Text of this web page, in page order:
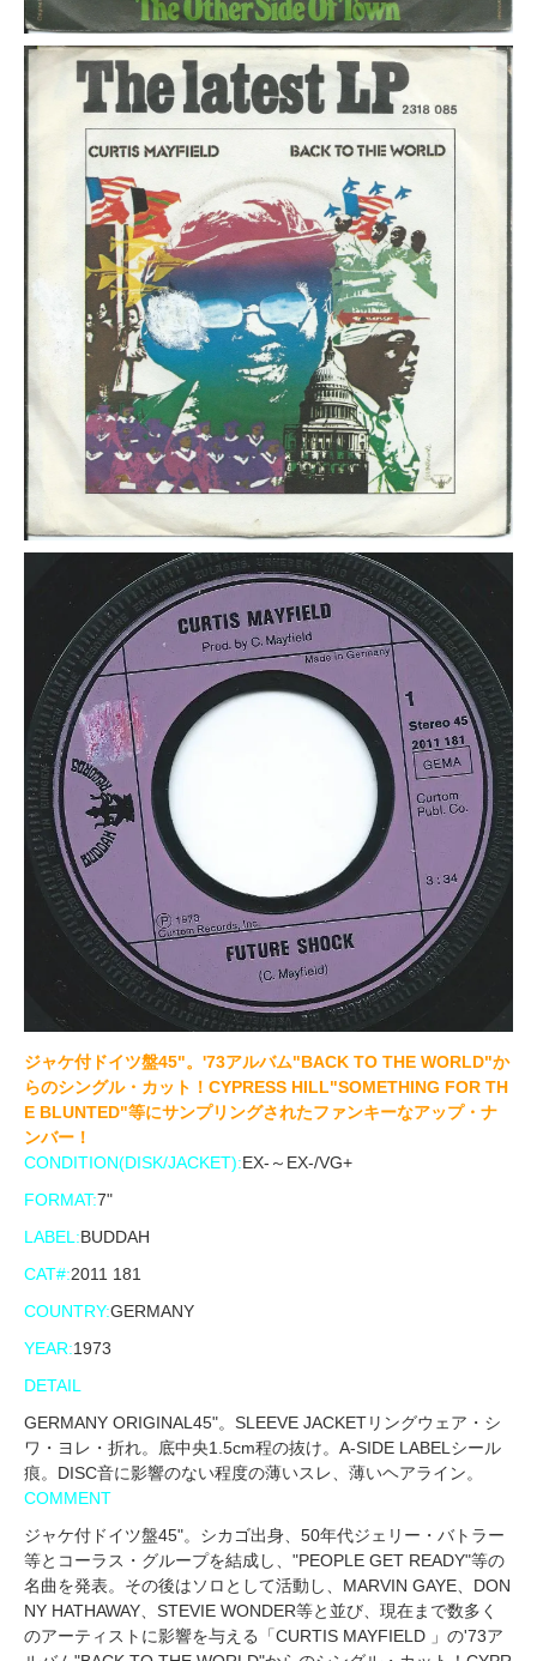
ジャケ付ドイツ盤45"。'73アルバム"BACK TO THE WORLD"か
らのシングル・カット！CYPRESS HILL"SOMETHING FOR TH
E BLUNTED"等にサンプリングされたファンキーなアップ・ナ
ンバー！
CONDITION(DISK/JACKET):EX-～EX-/VG+
FORMAT:7"
LABEL:BUDDAH
CAT#:2011 181
COUNTRY:GERMANY
YEAR:1973
DETAIL
GERMANY ORIGINAL45"。SLEEVE JACKETリングウェア・シ
ワ・ヨレ・折れ。底中央1.5cm程の抜け。A-SIDE LABELシール
痕。DISC音に影響のない程度の薄いスレ、薄いヘアライン。
COMMENT
ジャケ付ドイツ盤45"。シカゴ出身、50年代ジェリー・バトラー
等とコーラス・グループを結成し、"PEOPLE GET READY"等の
名曲を発表。その後はソロとして活動し、MARVIN GAYE、DON
NY HATHAWAY、STEVIE WONDER等と並び、現在まで数多く
のアーティストに影響を与える「CURTIS MAYFIELD 」の'73ア